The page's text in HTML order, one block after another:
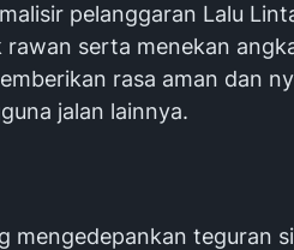
pelanggaran Lalu
serta menekan
rasa aman dan
jalan lainnya.
mengedepankan teguran